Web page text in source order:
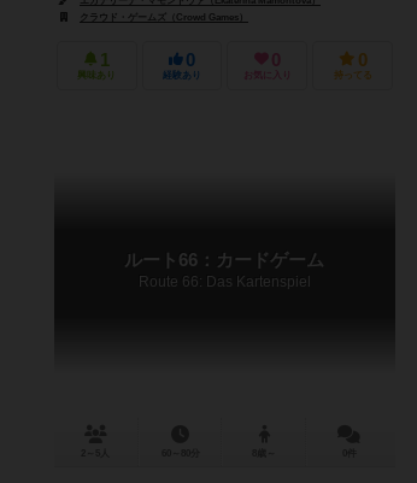
クラウド・ゲームズ（Crowd Games）
1
興味あり
0
経験あり
0
お気に入り
0
持ってる
ルート66：カードゲーム
Route 66: Das Kartenspiel